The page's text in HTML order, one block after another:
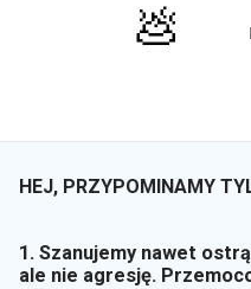
💩
HEJ, PRZYPOMINAMY
1. Szanujemy nawet
ale nie agresję.